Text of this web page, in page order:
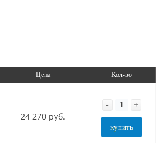
Цена Кол-во
24 270 руб.
- +
купить